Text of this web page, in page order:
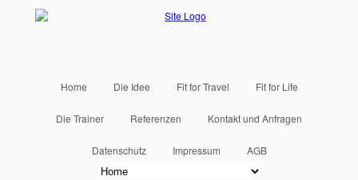
Home Die Idee Fit for Travel Fit for Life
Die Trainer Referenzen Kontakt und Anfragen
Datenschutz Impressum AGB